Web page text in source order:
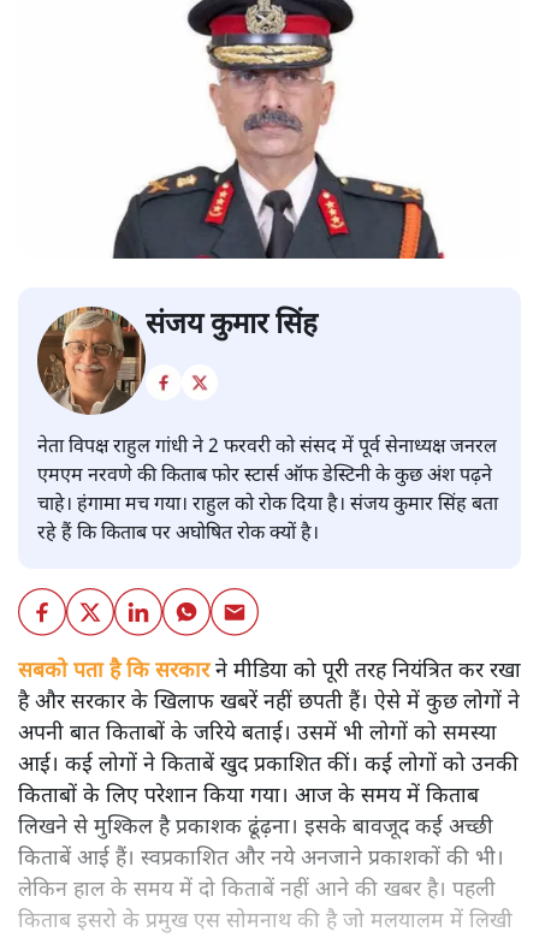
संजय कुमार सिंह
नेता विपक्ष राहुल गांधी ने 2 फरवरी को संसद में पूर्व सेनाध्यक्ष जनरल
एमएम नरवणे की किताब फोर स्टार्स ऑफ डेस्टिनी के कुछ अंश पढ़ने
चाहे। हंगामा मच गया। राहुल को रोक दिया है। संजय कुमार सिंह बता
रहे हैं कि किताब पर अघोषित रोक क्यों है।
सबको पता है कि सरकारने मीडिया को पूरी तरह नियंत्रित कर रखा
है और सरकार के खिलाफ खबरें नहीं छपती हैं। ऐसे में कुछ लोगों ने
अपनी बात किताबों के जरिये बताई। उसमें भी लोगों को समस्या
आई। कई लोगों ने किताबें खुद प्रकाशित कीं। कई लोगों को उनकी
किताबों के लिए परेशान किया गया। आज के समय में किताब
लिखने से मुश्किल है प्रकाशक ढूंढ़ना। इसके बावजूद कई अच्छी
किताबें आई हैं। स्वप्रकाशित और नये अनजाने प्रकाशकों की भी।
लेकिन हाल के समय में दो किताबें नहीं आने की खबर है। पहली
किताब इसरो के प्रमुख एस सोमनाथ की है जो मलयालम में लिखी